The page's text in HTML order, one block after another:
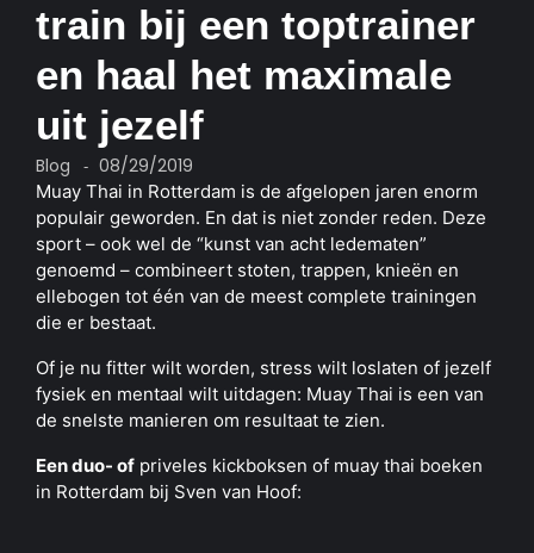
train bij een toptrainer
en haal het maximale
uit jezelf
Blog - 08/29/2019
Muay Thai in Rotterdam is de afgelopen jaren enorm
populair geworden. En dat is niet zonder reden. Deze
sport – ook wel de “kunst van acht ledematen”
genoemd – combineert stoten, trappen, knieën en
ellebogen tot één van de meest complete trainingen
die er bestaat.
Of je nu fitter wilt worden, stress wilt loslaten of jezelf
fysiek en mentaal wilt uitdagen: Muay Thai is een van
de snelste manieren om resultaat te zien.
Een duo- of priveles kickboksen of muay thai boeken
in Rotterdam bij Sven van Hoof: